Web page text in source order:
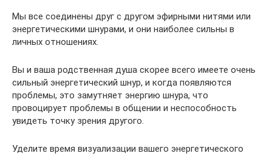
Мы все соединены друг с другом эфирными нитями или
энергетическими шнурами, и они наиболее сильны в
личных отношениях.
Вы и ваша родственная душа скорее всего имеете очень
сильный энергетический шнур, и когда появляются
проблемы, это замутняет энергию шнура, что
провоцирует проблемы в общении и неспособность
увидеть точку зрения другого.
Уделите время визуализации вашего энергетического